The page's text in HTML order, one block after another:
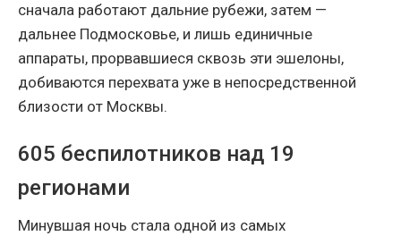
сначала работают дальние рубежи, затем —
дальнее Подмосковье, и лишь единичные
аппараты, прорвавшиеся сквозь эти эшелоны,
добиваются перехвата уже в непосредственной
близости от Москвы.
605 беспилотников над 19
регионами
Минувшая ночь стала одной из самых